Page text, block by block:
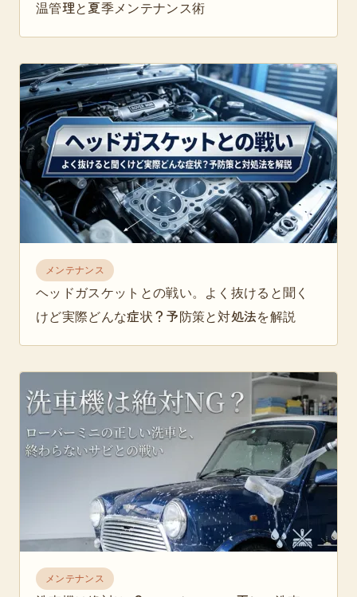
温管理と夏季メンテナンス術
メンテナンス
ヘッドガスケットとの戦い。よく抜けると聞く
けど実際どんな症状？予防策と対処法を解説
メンテナンス